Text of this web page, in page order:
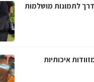
לתמונות מושלמות
איכותיות